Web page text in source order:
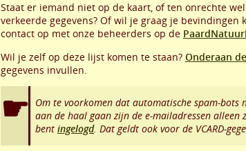
Staat er iemand niet op de kaart, of ten onrechte
verkeerde gegevens? Of wil je graag je bevindingen
contact op met onze beheerders op de
Wil je zelf op deze lijst komen te staan? Onderaan
gegevens invullen.
Om te voorkomen dat automatische spam-bots
aan de haal gaan zijn de e-mailadressen alleen
bent ingelogd. Dat geldt ook voor de VCARD-